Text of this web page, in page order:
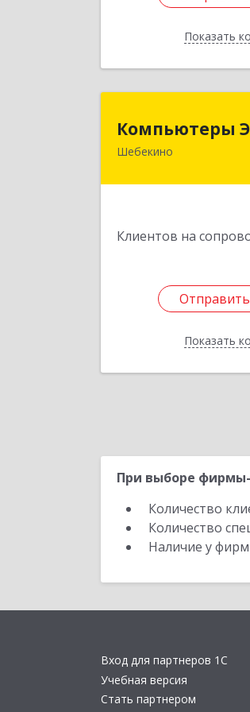
Показать
Компьютеры
Шебекино
Клиентов на
Показать
309290,
При выборе
Количество
Количество
Наличие у
Вход для партнеров 1С
Учебная версия
Стать партнером